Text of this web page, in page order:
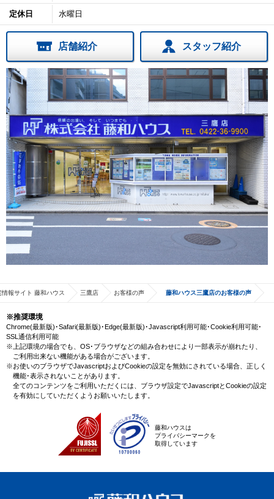
定休日 水曜日
店舗紹介 スタッフ紹介
報サイト 藤和ハウス 三鷹店 お客様の声 藤和ハウス三鷹店のお客様の声
※推奨環境
Chrome(最新版)･Safari(最新版)･Edge(最新版)･Javascript利用可能･Cookie利用可能･
SSL通信利用可能
※上記環境の場合でも、OS･ブラウザなどの組み合わせにより一部表示が崩れたり、
ご利用出来ない機能がある場合がございます。
※お使いのブラウザでJavascriptおよびCookieの設定を無効にされている場合、正しく
機能･表示されないことがあります。
全てのコンテンツをご利用いただくには、ブラウザ設定でJavascriptとCookieの設定
を有効にしていただくようお願いいたします。
藤和ハウスは
プライバシーマークを
取得しています